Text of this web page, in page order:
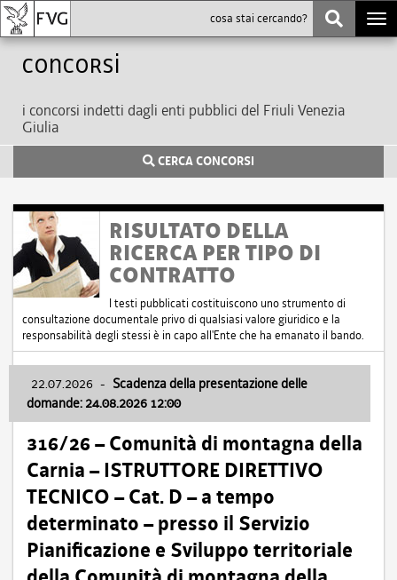
Concorsi
i concorsi indetti dagli enti pubblici del Friuli Venezia
Giulia
CERCA CONCORSI
RISULTATO DELLA
RICERCA PER TIPO DI
CONTRATTO
I testi pubblicati costituiscono uno strumento di
consultazione documentale privo di qualsiasi valore giuridico e la
responsabilità degli stessi è in capo all'Ente che ha emanato il bando.
22.07.2026 - Scadenza della presentazione delle
domande: 24.08.2026 12:00
316/26 – Comunità di montagna della
Carnia – ISTRUTTORE DIRETTIVO
TECNICO – Cat. D – a tempo
determinato – presso il Servizio
Pianificazione e Sviluppo territoriale